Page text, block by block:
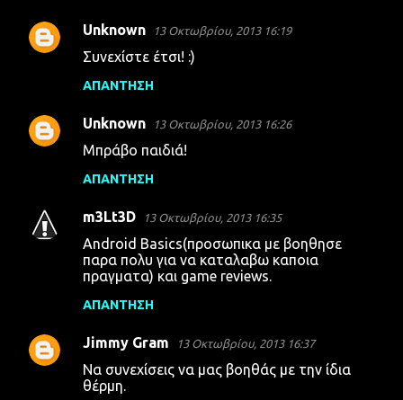
Unknown 13 Οκτωβρίου, 2013 16:19
Συνεχίστε έτσι! :)
ΑΠΆΝΤΗΣΗ
Unknown 13 Οκτωβρίου, 2013 16:26
Μπράβο παιδιά!
ΑΠΆΝΤΗΣΗ
m3Lt3D 13 Οκτωβρίου, 2013 16:35
Android Basics(προσωπικα με βοηθησε
παρα πολυ για να καταλαβω καποια
πραγματα) και game reviews.
ΑΠΆΝΤΗΣΗ
Jimmy Gram 13 Οκτωβρίου, 2013 16:37
Να συνεχίσεις να μας βοηθάς με την ίδια
θέρμη.